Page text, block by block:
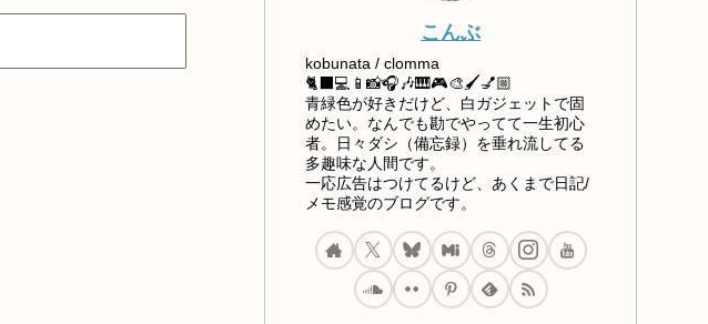
こんぶ
kobunata / clomma
🐈‍⬛💻📱📸🎧🎶🎹🎮🎨🖌️💅🏼
青緑色が好きだけど、白ガジェットで固
めたい。なんでも勘でやってて一生初心
者。日々ダシ（備忘録）を垂れ流してる
多趣味な人間です。
一応広告はつけてるけど、あくまで日記/
メモ感覚のブログです。